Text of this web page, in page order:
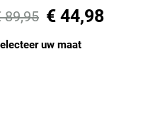
89,95 € 44,98
uw maat